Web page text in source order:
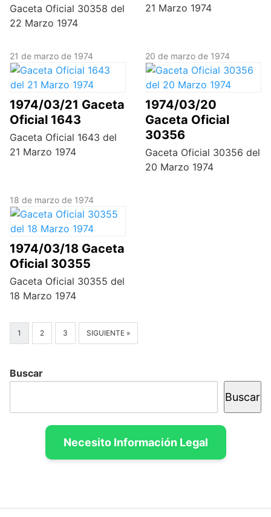
Gaceta Oficial 30358 del
22 Marzo 1974
21 Marzo 1974
21 de marzo de 1974
1974/03/21 Gaceta
Oficial 1643
Gaceta Oficial 1643 del
21 Marzo 1974
20 de marzo de 1974
1974/03/20
Gaceta Oficial
30356
Gaceta Oficial 30356 del
20 Marzo 1974
18 de marzo de 1974
1974/03/18 Gaceta
Oficial 30355
Gaceta Oficial 30355 del
18 Marzo 1974
1 2 3 SIGUIENTE »
Buscar
Buscar
Necesito Información Legal